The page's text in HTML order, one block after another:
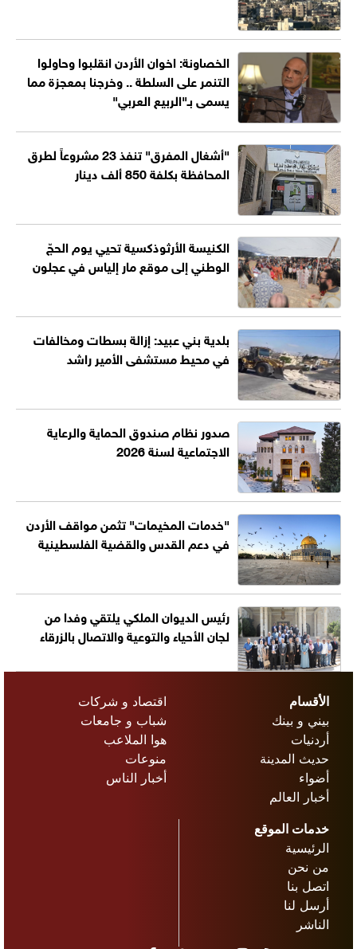
الخصاونة: اخوان الأردن انقلبوا وحاولوا
التنمر على السلطة .. وخرجنا بمعجزة مما
يسمى بـ"الربيع العربي"
"أشغال المفرق" تنفذ 23 مشروعاً لطرق
المحافظة بكلفة 850 ألف دينار
الكنيسة الأرثوذكسية تحيي يوم الحجّ
الوطني إلى موقع مار إلياس في عجلون
بلدية بني عبيد: إزالة بسطات ومخالفات
في محيط مستشفى الأمير راشد
صدور نظام صندوق الحماية والرعاية
الاجتماعية لسنة 2026
"خدمات المخيمات" تثمن مواقف الأردن
في دعم القدس والقضية الفلسطينية
رئيس الديوان الملكي يلتقي وفدا من
لجان الأحياء والتوعية والاتصال بالزرقاء
الأقسام
بيني و بينك
أردنيات
حديث المدينة
أضواء
أخبار العالم
اقتصاد و شركات
شباب و جامعات
هوا الملاعب
منوعات
أخبار الناس
خدمات الموقع
الرئيسية
من نحن
اتصل بنا
أرسل لنا
الناشر